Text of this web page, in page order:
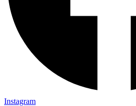
Instagram